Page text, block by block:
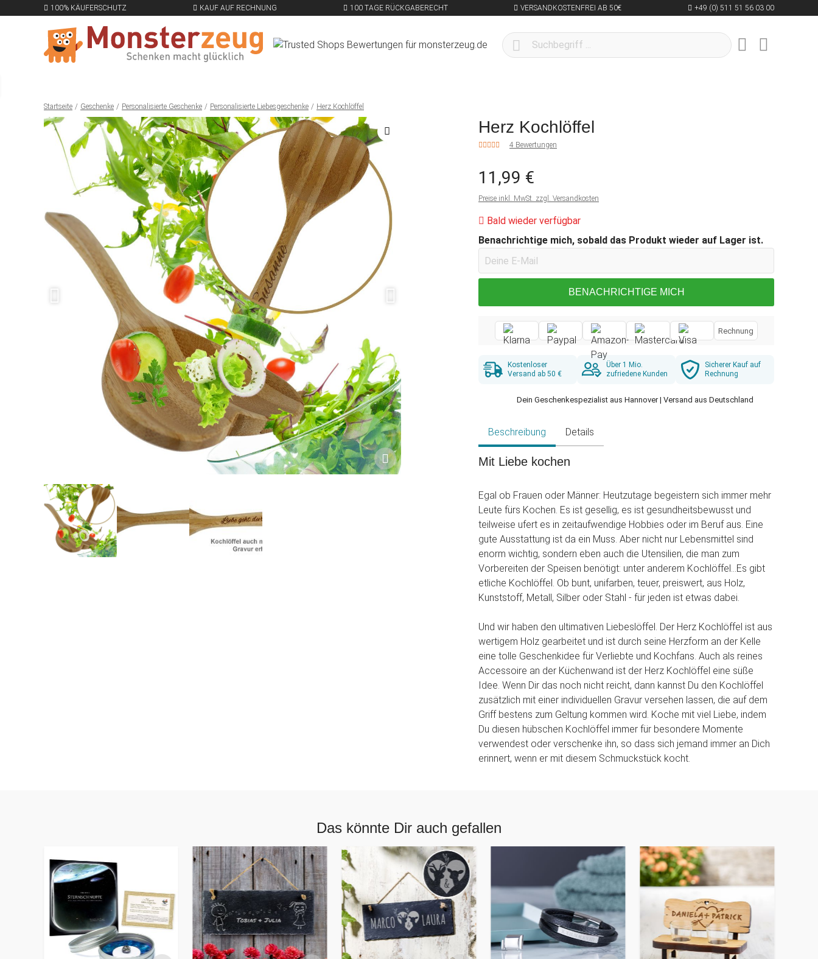
100% KÄUFERSCHUTZ KAUF AUF RECHNUNG 100 TAGE RÜCKGABERECHT VERSANDKOSTENFREI AB 50€ +49 (0) 511 51 56 03 00
Startseite Geschenke Personalisierte Geschenke Personalisierte Liebesgeschenke Herz Kochlöffel
Herz Kochlöffel
4 Bewertungen
11,99 €
Preise inkl. MwSt. zzgl. Versandkosten
Bald wieder verfügbar
Benachrichtige mich, sobald das Produkt wieder auf Lager ist.
BENACHRICHTIGE MICH
Rechnung
Kostenloser
Versand ab 50 €
Über 1 Mio.
zufriedene Kunden
Sicherer Kauf auf
Rechnung
Dein Geschenkespezialist aus Hannover | Versand aus Deutschland
Beschreibung Details
Mit Liebe kochen
Egal ob Frauen oder Männer: Heutzutage begeistern sich immer mehr
Leute fürs Kochen. Es ist gesellig, es ist gesundheitsbewusst und
teilweise ufert es in zeitaufwendige Hobbies oder im Beruf aus. Eine
gute Ausstattung ist da ein Muss. Aber nicht nur Lebensmittel sind
enorm wichtig, sondern eben auch die Utensilien, die man zum
Vorbereiten der Speisen benötigt: unter anderem Kochlöffel...Es gibt
etliche Kochlöffel. Ob bunt, unifarben, teuer, preiswert, aus Holz,
Kunststoff, Metall, Silber oder Stahl - für jeden ist etwas dabei.
Und wir haben den ultimativen Liebeslöffel. Der Herz Kochlöffel ist aus
wertigem Holz gearbeitet und ist durch seine Herzform an der Kelle
eine tolle Geschenkidee für Verliebte und Kochfans. Auch als reines
Accessoire an der Küchenwand ist der Herz Kochlöffel eine süße
Idee. Wenn Dir das noch nicht reicht, dann kannst Du den Kochlöffel
zusätzlich mit einer individuellen Gravur versehen lassen, die auf dem
Griff bestens zum Geltung kommen wird. Koche mit viel Liebe, indem
Du diesen hübschen Kochlöffel immer für besondere Momente
verwendest oder verschenke ihn, so dass sich jemand immer an Dich
erinnert, wenn er mit diesem Schmuckstück kocht.
Das könnte Dir auch gefallen